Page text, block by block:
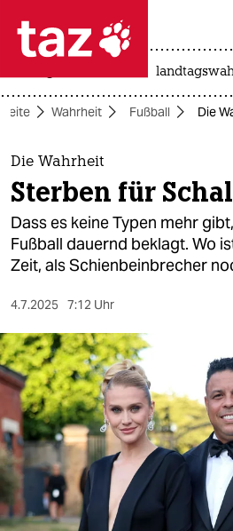
 taz zahl ich
taz zahl ich
themen
politik
öko
sport
berlin
nord
wahrheit
verlag
Wahrheit Fußball Die
Die Wahrheit
Sterben für
Dass es keine Typen mehr
Fußball dauernd beklagt. Wo
Zeit, als Schienbeinbrecher
4.7.2025 7:12 Uhr